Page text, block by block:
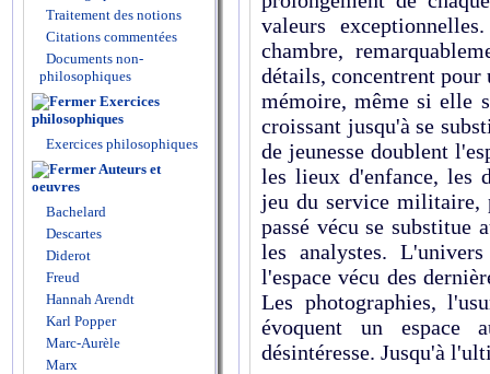
Traitement des notions
Citations commentées
Documents non-
philosophiques
Exercices
philosophiques
Exercices philosophiques
Auteurs et
oeuvres
Bachelard
Descartes
Diderot
Freud
Hannah Arendt
Karl Popper
Marc-Aurèle
Marx
valeurs
chambre,
détails, concentrent
mémoire, même si elle
croissant jusqu'à se
de jeunesse doublent
les lieux d'enfance, les
jeu du service militaire,
passé vécu se
les analystes.
l'espace vécu des
Les photographies,
évoquent un espace
désintéresse. Jusqu'à